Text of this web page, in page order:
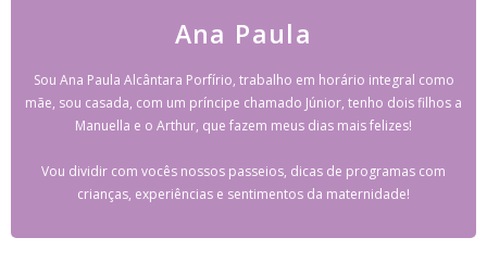
Ana Paula
Sou Ana Paula Alcântara Porfírio, trabalho em horário integral como
mãe, sou casada, com um príncipe chamado Júnior, tenho dois filhos a
Manuella e o Arthur, que fazem meus dias mais felizes!
Vou dividir com vocês nossos passeios, dicas de programas com
crianças, experiências e sentimentos da maternidade!